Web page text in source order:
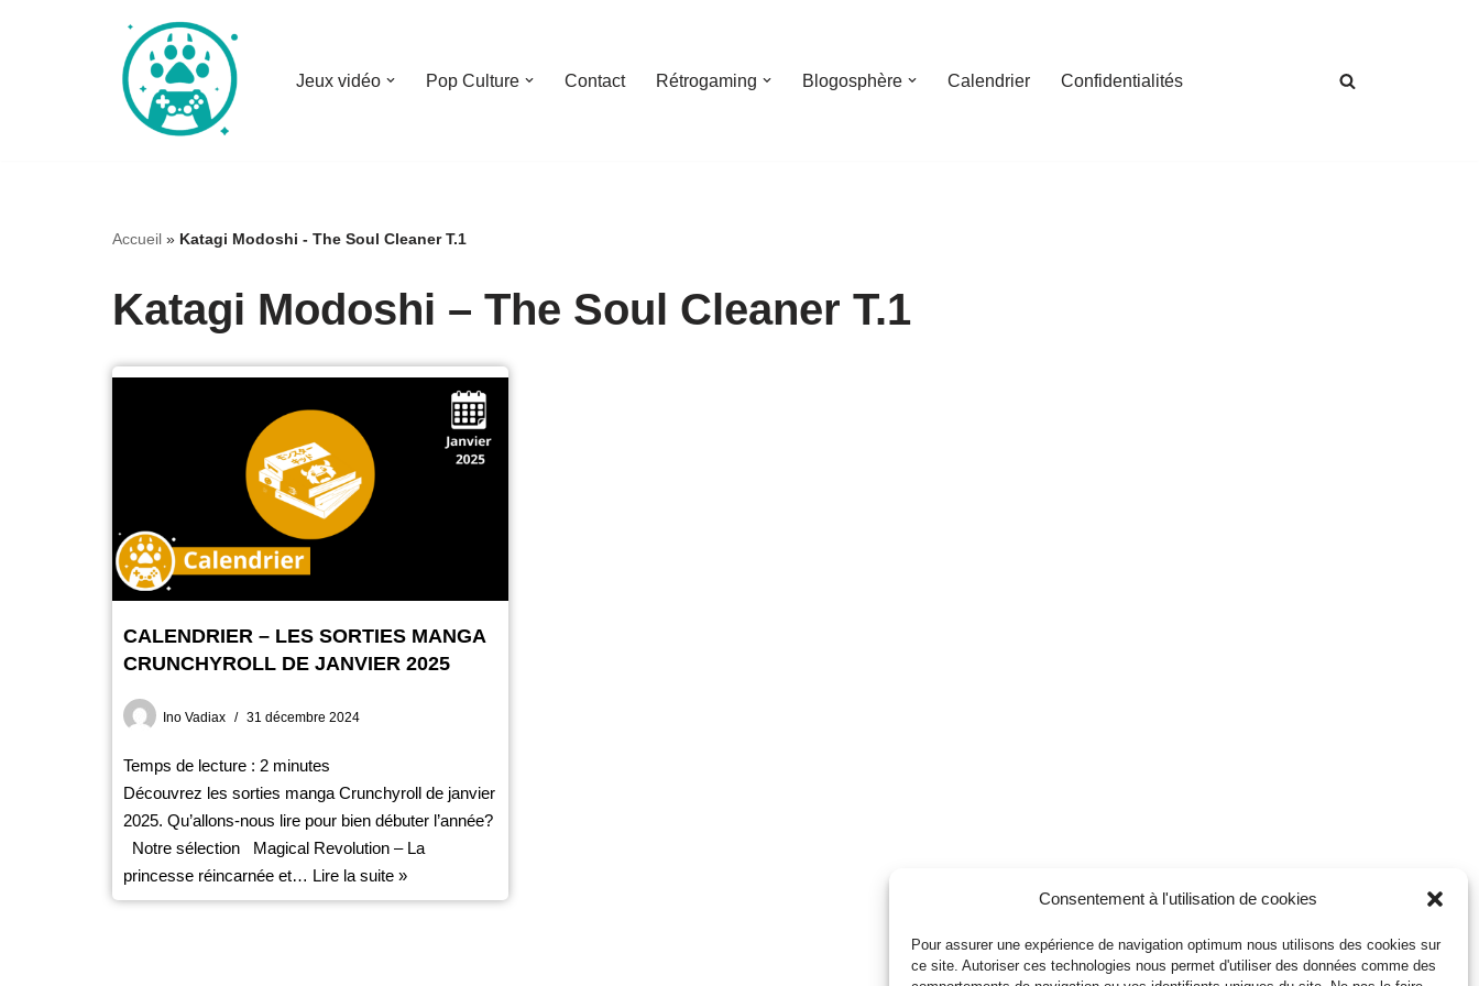
Consentement à l'utilisation de cookies
Pour assurer une expérience de navigation optimum nous utilisons des cookies sur
ce site. Autoriser ces technologies nous permet d'utiliser des données comme des
Jeux vidéo Pop Culture Contact Rétrogaming Blogosphère Calendrier Confidentialités
Accueil » Katagi Modoshi - The Soul Cleaner T.1
Katagi Modoshi – The Soul Cleaner T.1
CALENDRIER – LES SORTIES MANGA
CRUNCHYROLL DE JANVIER 2025
Ino Vadiax 31 décembre 2024
Temps de lecture : 2 minutes
Découvrez les sorties manga Crunchyroll de janvier
2025. Qu’allons-nous lire pour bien débuter l’année?
Notre sélection Magical Revolution – La
princesse réincarnée et… Lire la suite »